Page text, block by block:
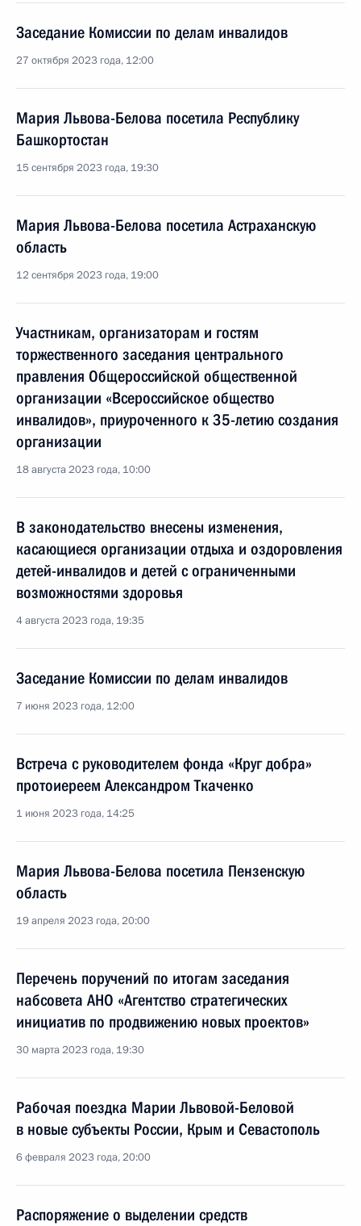
Заседание Комиссии по делам инвалидов
27 октября 2023 года, 12:00
Мария Львова-Белова посетила Республику
Башкортостан
15 сентября 2023 года, 19:30
Мария Львова-Белова посетила Астраханскую
область
12 сентября 2023 года, 19:00
Участникам, организаторам и гостям
торжественного заседания центрального
правления Общероссийской общественной
организации «Всероссийское общество
инвалидов», приуроченного к 35-летию создания
организации
18 августа 2023 года, 10:00
В законодательство внесены изменения,
касающиеся организации отдыха и оздоровления
детей-инвалидов и детей с ограниченными
возможностями здоровья
4 августа 2023 года, 19:35
Заседание Комиссии по делам инвалидов
7 июня 2023 года, 12:00
Встреча с руководителем фонда «Круг добра»
протоиереем Александром Ткаченко
1 июня 2023 года, 14:25
Мария Львова-Белова посетила Пензенскую
область
19 апреля 2023 года, 20:00
Перечень поручений по итогам заседания
набсовета АНО «Агентство стратегических
инициатив по продвижению новых проектов»
30 марта 2023 года, 19:30
Рабочая поездка Марии Львовой-Беловой
в новые субъекты России, Крым и Севастополь
6 февраля 2023 года, 20:00
Распоряжение о выделении средств